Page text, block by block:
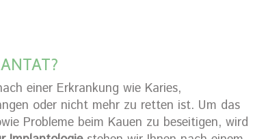
einer Erkrankung wie Karies,
oder nicht mehr zu retten ist. Um das
Probleme beim Kauen zu beseitigen, wird